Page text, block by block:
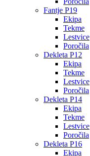
Fantje P19
Ekipa
Tekme
Lestvice
Poročila
Dekleta P12
Ekipa
Tekme
Lestvice
Poročila
Dekleta P14
Ekipa
Tekme
Lestvice
Poročila
Dekleta P16
Ekipa